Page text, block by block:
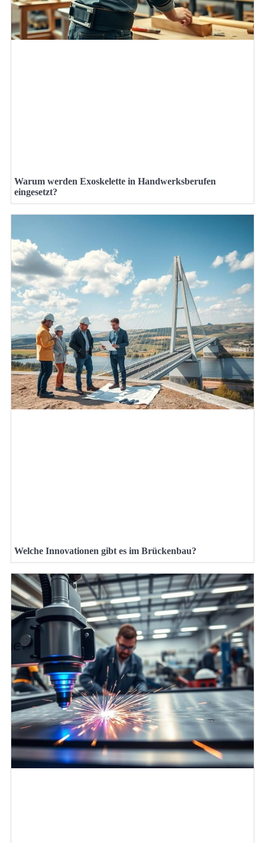
Warum werden Exoskelette in Handwerksberufen
eingesetzt?
Welche Innovationen gibt es im Brückenbau?